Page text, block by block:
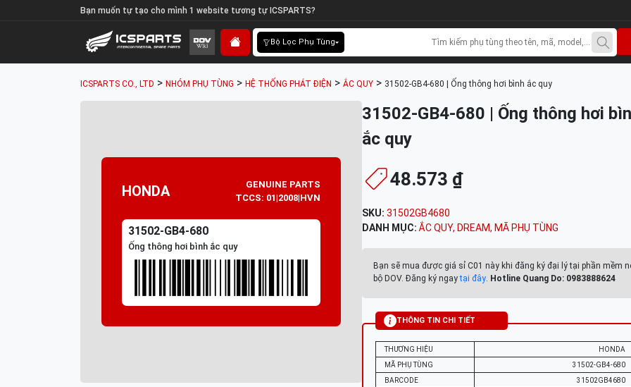
Bạn muốn tự tạo cho mình 1 website tương tự ICSPARTS?
Bộ Lọc Phụ Tùng
ICSPARTS CO., LTD > NHÓM PHỤ TÙNG > HỆ THỐNG PHÁT ĐIỆN > ẮC QUY > 31502-GB4-680 | Ống thông hơi bình ắc quy
HONDA
GENUINE PARTS
TCCS: 01|2008|HVN
31502-GB4-680
Ống thông hơi bình ắc quy
31502-GB4-680 | Ống thông hơi
ắc quy
48.573 ₫
SKU: 31502GB4680
DANH MỤC: ẮC QUY, DREAM, MÃ PHỤ TÙNG
Bạn sẽ mua được giá sỉ C01 này khi đăng ký đại lý tại phần mềm
bộ DOV. Đăng ký ngaytại đây. Hotline Quang Do: 0983888624
THÔNG TIN CHI TIẾT
THƯƠNG HIỆU
HONDA
MÃ PHỤ TÙNG
31502-GB4-680
BARCODE
31502GB4680